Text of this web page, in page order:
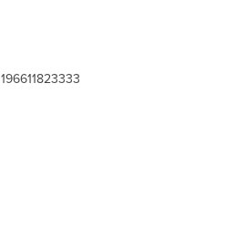
196611823333